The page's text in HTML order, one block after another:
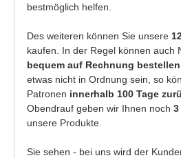
bestmöglich helfen.
Des weiteren können Sie unsere
kaufen. In der Regel können auch
bequem auf Rechnung bestellen
etwas nicht in Ordnung sein, so
Patronen innerhalb 100 Tage
Obendrauf geben wir Ihnen noch 3
unsere Produkte.
Sie sehen - bei uns wird der